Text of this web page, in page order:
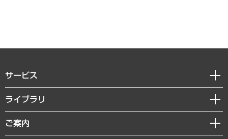
サービス
経営戦略
組織・人事戦略
デジタルイノベーション
ライブラリ
経済調査
レポート
ご案内